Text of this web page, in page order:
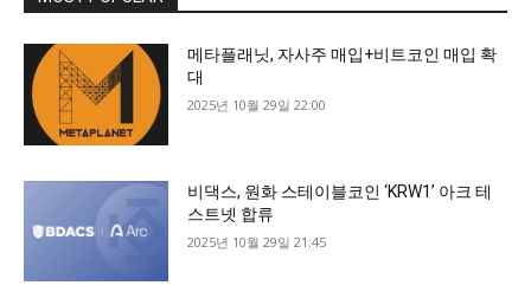
메타플래닛, 자사주 매입+비트코인 매입 확
대
2025년 10월 29일 22:00
비댁스, 원화 스테이블코인 ‘KRW1’ 아크 테
스트넷 합류
2025년 10월 29일 21:45